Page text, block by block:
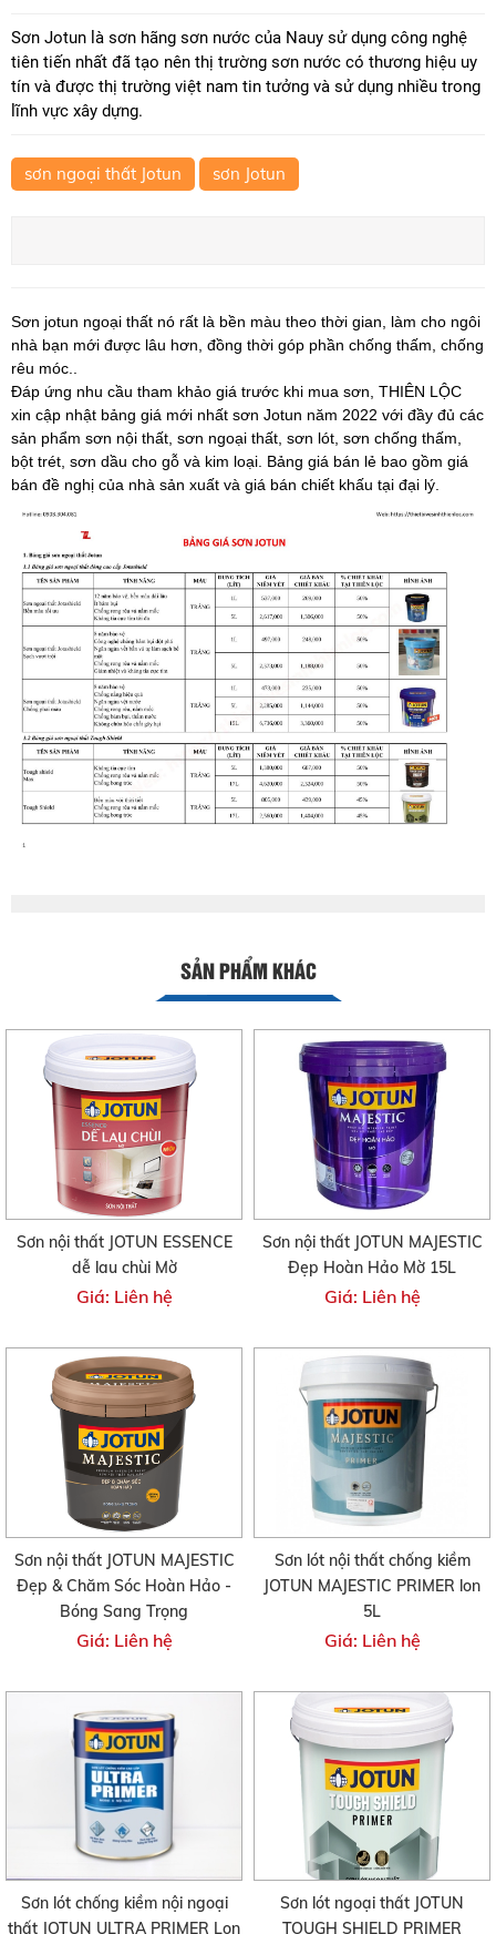
Sơn Jotun là sơn hãng sơn nước của Nauy sử dụng công nghệ
tiên tiến nhất đã tạo nên thị trường sơn nước có thương hiệu uy
tín và được thị trường việt nam tin tưởng và sử dụng nhiều trong
lĩnh vực xây dựng.
sơn ngoại thất Jotun sơn Jotun
Sơn jotun ngoại thất nó rất là bền màu theo thời gian, làm cho ngôi
nhà bạn mới được lâu hơn, đồng thời góp phần chống thấm, chống
rêu móc..
Đáp ứng nhu cầu tham khảo giá trước khi mua sơn, THIÊN LỘC
xin cập nhật bảng giá mới nhất sơn Jotun năm 2022 với đầy đủ các
sản phẩm sơn nội thất, sơn ngoại thất, sơn lót, sơn chống thấm,
bột trét, sơn dầu cho gỗ và kim loại. Bảng giá bán lẻ bao gồm giá
bán đề nghị của nhà sản xuất và giá bán chiết khấu tại đại lý.
SẢN PHẨM KHÁC
Sơn nội thất JOTUN ESSENCE
dễ lau chùi Mờ
Giá: Liên hệ
Sơn nội thất JOTUN MAJESTIC
Đẹp Hoàn Hảo Mờ 15L
Giá: Liên hệ
Sơn nội thất JOTUN MAJESTIC
Đẹp & Chăm Sóc Hoàn Hảo -
Bóng Sang Trọng
Giá: Liên hệ
Sơn lót nội thất chống kiềm
JOTUN MAJESTIC PRIMER lon
5L
Giá: Liên hệ
Sơn lót chống kiềm nội ngoại
thất JOTUN ULTRA PRIMER Lon
Sơn lót ngoại thất JOTUN
TOUGH SHIELD PRIMER